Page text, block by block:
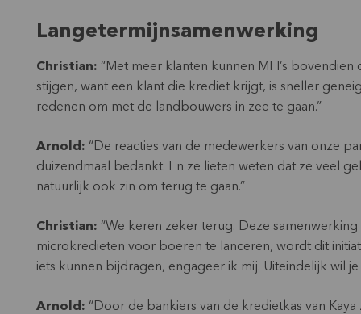
Langetermijnsamenwerking
Christian: “Met meer klanten kunnen MFI’s
stijgen, want een klant die krediet krijgt, is sneller
redenen om met de landbouwers in zee te gaan.”
Arnold: “De reacties van de medewerkers van onze
duizendmaal bedankt. En ze lieten weten dat ze veel
natuurlijk ook zin om terug te gaan.”
Christian: “We keren zeker terug. Deze
microkredieten voor boeren te lanceren, wordt dit
iets kunnen bijdragen, engageer ik mij. Uiteindelijk wil
Arnold: “Door de bankiers van de kredietkas van